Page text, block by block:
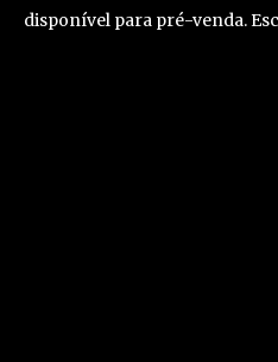
disponível para pré-venda.